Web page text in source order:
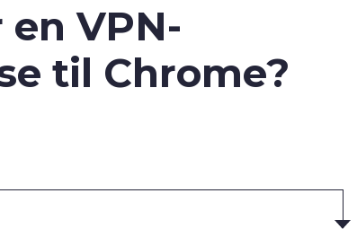
en VPN-
til Chrome?